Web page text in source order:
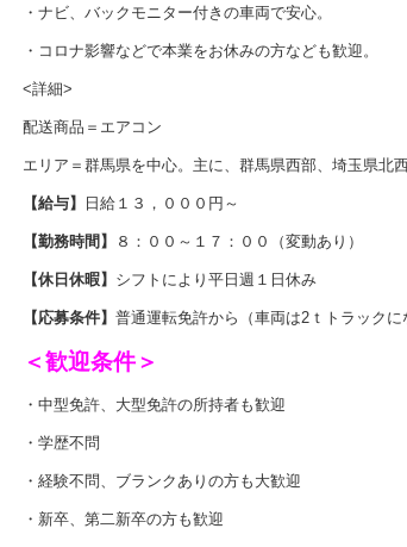
・ナビ、バックモニター付きの車両で安心。
・コロナ影響などで本業をお休みの方なども歓迎。
<詳細>
配送商品＝エアコン
エリア＝群馬県を中心。主に、群馬県西部、埼玉県北
【給与】 日給１３，０００円～
【勤務時間】 ８：００～１７：００（変動あり）
【休日休暇】 シフトにより平日週１日休み
【応募条件】 普通運転免許から（車両は2ｔトラックに
＜歓迎条件＞
・中型免許、大型免許の所持者も歓迎
・学歴不問
・経験不問、ブランクありの方も大歓迎
・新卒、第二新卒の方も歓迎